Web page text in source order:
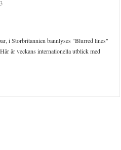
i Storbritannien bannlyses "Blurred lines"
är veckans internationella utblick med